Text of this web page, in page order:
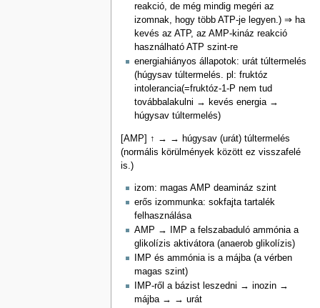
reakció, de még mindig megéri az
izomnak, hogy több ATP-je legyen.) ⇒ ha
kevés az ATP, az AMP-kináz reakció
használható ATP szint-re
energiahiányos állapotok: urát túltermelés
(húgysav túltermelés. pl: fruktóz
intolerancia(=fruktóz-1-P nem tud
továbbalakulni → kevés energia →
húgysav túltermelés)
[AMP] ↑ → → húgysav (urát) túltermelés
(normális körülmények között ez visszafelé
is.)
izom: magas AMP deamináz szint
erős izommunka: sokfajta tartalék
felhasználása
AMP → IMP a felszabaduló ammónia a
glikolízis aktivátora (anaerob glikolízis)
IMP és ammónia is a májba (a vérben
magas szint)
IMP-ről a bázist leszedni → inozin →
májba → → urát